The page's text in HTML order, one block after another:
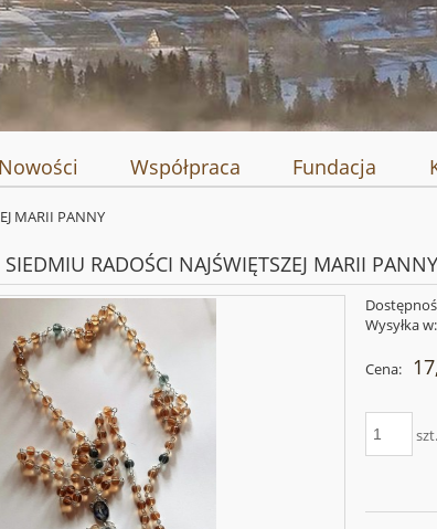
Nowości Współpraca Fundacja
MARII PANNY
RADOŚCI NAJŚWIĘTSZEJ MARII PANNY
Wysyłka w:
Cena:
szt.